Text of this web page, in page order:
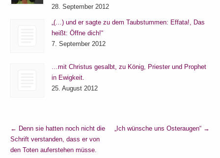
28. September 2012
„(…) und er sagte zu dem Taubstummen: Effata!, Das
heißt: Öffne dich!“
7. September 2012
…mit Christus gesalbt, zu König, Priester und Prophet
in Ewigkeit.
25. August 2012
← Denn sie hatten noch nicht die
Schrift verstanden, dass er von
den Toten auferstehen müsse.
„Ich wünsche uns Osteraugen“ →